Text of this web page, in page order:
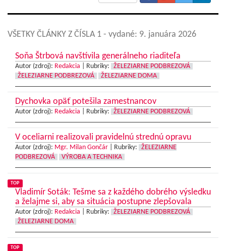
VŠETKY ČLÁNKY Z ČÍSLA 1 - vydané: 9. januára 2026
Soňa Štrbová navštívila generálneho riaditeľa
Autor (zdroj): Redakcia Rubriky:
ŽELEZIARNE PODBREZOVÁ
ŽELEZIARNE PODBREZOVÁ
ŽELEZIARNE DOMA
Dychovka opäť potešila zamestnancov
Autor (zdroj): Redakcia Rubriky: ŽELEZIARNE PODBREZOVÁ
V oceliarni realizovali pravidelnú strednú opravu
Autor (zdroj): Mgr. Milan Gončár Rubriky:
ŽELEZIARNE
PODBREZOVÁ
VÝROBA A TECHNIKA
TOP
Vladimír Soták: Tešme sa z každého dobrého výsledku
a želajme si, aby sa situácia postupne zlepšovala
Autor (zdroj): Redakcia Rubriky:
ŽELEZIARNE PODBREZOVÁ
ŽELEZIARNE DOMA
TOP